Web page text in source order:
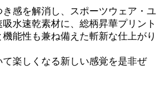
感を解消し、スポーツウェア・ユ
水速乾素材に、総柄昇華プリント
能性も兼ね備えた斬新な仕上がり
楽しくなる新しい感覚を是非ぜ